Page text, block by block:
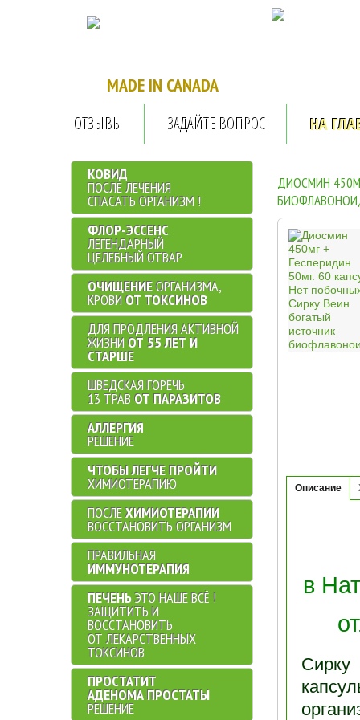
MADE IN CANADA
ОТЗЫВЫ ЗАДАЙТЕ ВОПРОС НА
КОВИД
ПОСЛЕ ЛЕЧЕНИЯ
СПАСАТЬ ОРГАНИЗМ !
ФЛОР-ЭССЕНС
ЛЕГЕНДАРНЫЙ
ЦЕЛЕБНЫЙ ОТВАР
ОЧИЩЕНИЕОРГАНИЗМА,
КРОВИ ОТ ТОКСИНОВ
ДЛЯ ПРОДЛЕНИЯ АКТИВНОЙ
ЖИЗНИ ОТ 55 ЛЕТ И
СТАРШЕ
ШВЕДСКАЯ ГОРЕЧЬ
13 ТРАВ ОТ ПАРАЗИТОВ
АЛЛЕРГИЯ
РЕШЕНИЕ
ЧТОБЫ ЛЕГЧЕ ПРОЙТИ
ХИМИОТЕРАПИЮ
ПОСЛЕХИМИОТЕРАПИИ
ВОССТАНОВИТЬ ОРГАНИЗМ
ПРАВИЛЬНАЯ
ИММУНОТЕРАПИЯ
ПЕЧЕНЬЭТО НАШЕ ВСЁ !
ЗАЩИТИТЬ И
ВОССТАНОВИТЬ
ОТ ЛЕКАРСТВЕННЫХ
ТОКСИНОВ
ПРОСТАТИТ
АДЕНОМА ПРОСТАТЫ
РЕШЕНИЕ
ДИОСМИН
Описание
в